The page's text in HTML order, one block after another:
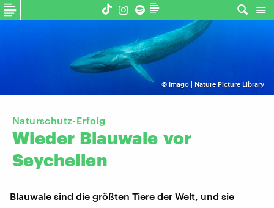
© Imago | Nature Picture Library
Naturschutz-Erfolg
Wieder Blauwale vor
Seychellen
Blauwale sind die größten Tiere der Welt, und sie